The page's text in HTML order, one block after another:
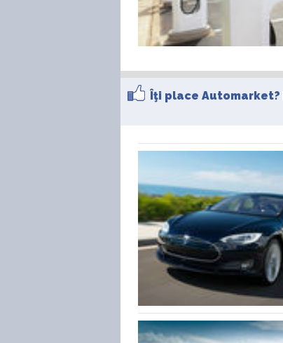
Îţi place Automarket?